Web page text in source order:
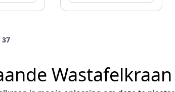
37
Wastafelkraan